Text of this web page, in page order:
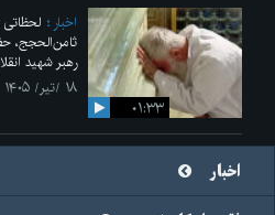
۰۱:۳۳
اخبار
ثامن‌الحجج،
رهبر شهید
۱۸ /تیر/ ۱۴۰۵
اخبار